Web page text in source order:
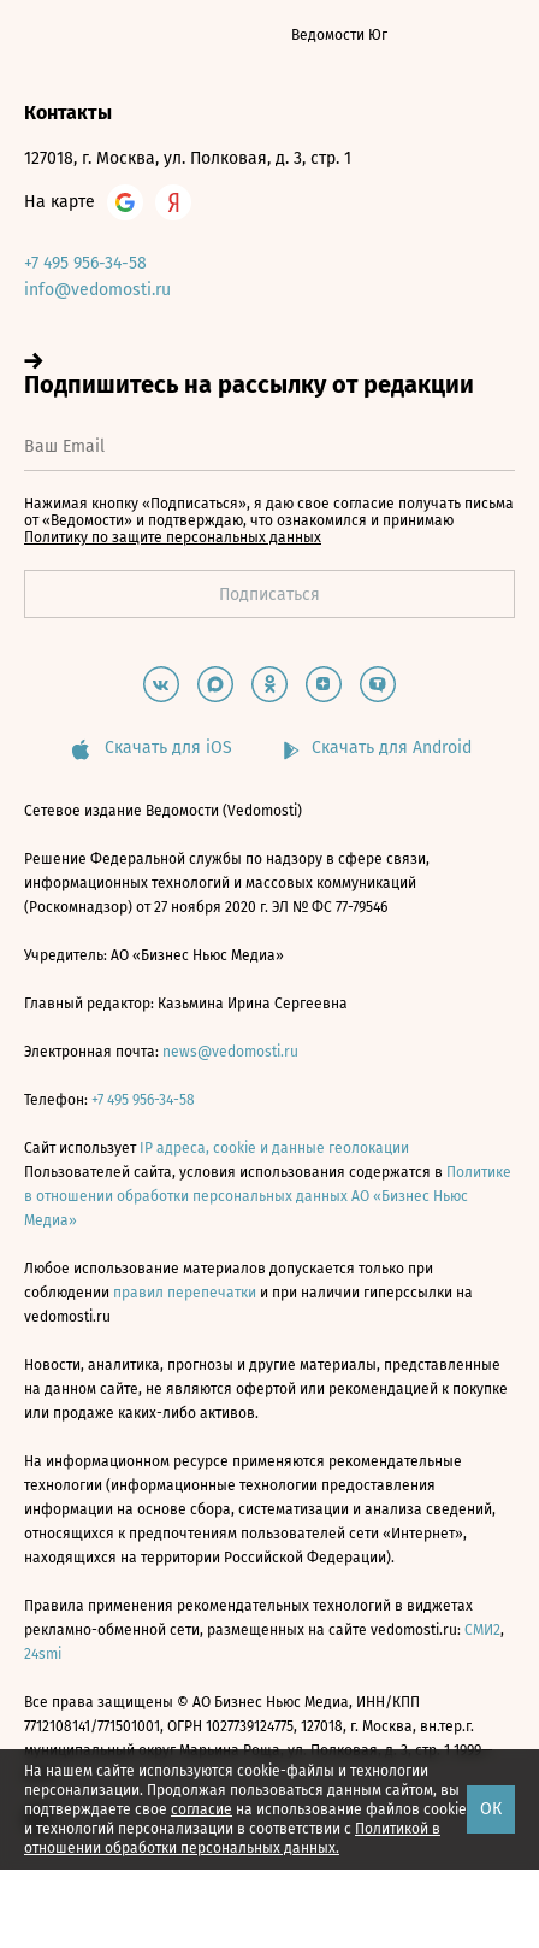
На нашем сайте используются cookie-файлы и технологии
персонализации. Продолжая пользоваться данным сайтом, вы
подтверждаете свое согласие на использование файлов cookie
и технологий персонализации в соответствии с Политикой в
отношении обработки персональных данных.
ОК
Ведомости Юг
Контакты
127018, г. Москва, ул. Полковая, д. 3, стр. 1
На карте
+7 495 956-34-58
info@vedomosti.ru
Нажимая кнопку «Подписаться», я даю свое согласие получать письма
от «Ведомости» и подтверждаю, что ознакомился и принимаю
Политику по защите персональных данных
Скачать для iOS Скачать для Android
Сетевое издание Ведомости (Vedomosti)
Решение Федеральной службы по надзору в сфере связи,
информационных технологий и массовых коммуникаций
(Роскомнадзор) от 27 ноября 2020 г. ЭЛ № ФС 77-79546
Учредитель: АО «Бизнес Ньюс Медиа»
Главный редактор: Казьмина Ирина Сергеевна
Электронная почта: news@vedomosti.ru
Телефон: +7 495 956-34-58
Сайт использует IP адреса, cookie и данные геолокации
Пользователей сайта, условия использования содержатся в Политике
в отношении обработки персональных данных АО «Бизнес Ньюс
Медиа»
Любое использование материалов допускается только при
соблюдении правил перепечатки и при наличии гиперссылки на
vedomosti.ru
Новости, аналитика, прогнозы и другие материалы, представленные
на данном сайте, не являются офертой или рекомендацией к покупке
или продаже каких-либо активов.
На информационном ресурсе применяются рекомендательные
технологии (информационные технологии предоставления
информации на основе сбора, систематизации и анализа сведений,
относящихся к предпочтениям пользователей сети «Интернет»,
находящихся на территории Российской Федерации).
Правила применения рекомендательных технологий в виджетах
рекламно-обменной сети, размещенных на сайте vedomosti.ru: СМИ2,
24smi
Все права защищены © АО Бизнес Ньюс Медиа, ИНН/КПП
7712108141/771501001, ОГРН 1027739124775, 127018, г. Москва, вн.тер.г.
муниципальный округ Марьина Роща, ул. Полковая, д. 3, стр. 1 1999—
2026